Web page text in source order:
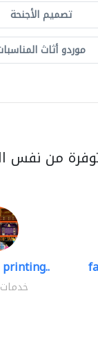
تصميم الأجنحة
موردو أثاث
من نفس